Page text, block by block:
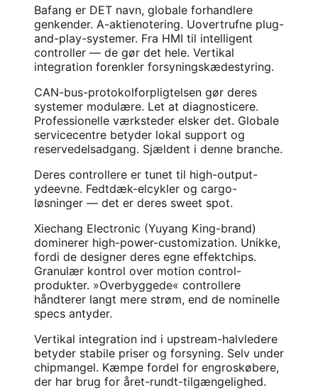
Bafang er DET navn, globale forhandlere
genkender. A-aktienotering. Uovertrufne plug-
and-play-systemer. Fra HMI til intelligent
controller — de gør det hele. Vertikal
integration forenkler forsyningskædestyring.
CAN-bus-protokolforpligtelsen gør deres
systemer modulære. Let at diagnosticere.
Professionelle værksteder elsker det. Globale
servicecentre betyder lokal support og
reservedelsadgang. Sjældent i denne branche.
Deres controllere er tunet til high-output-
ydeevne. Fedtdæk-elcykler og cargo-
løsninger — det er deres sweet spot.
Xiechang Electronic (Yuyang King-brand)
dominerer high-power-customization. Unikke,
fordi de designer deres egne effektchips.
Granulær kontrol over motion control-
produkter. »Overbyggede« controllere
håndterer langt mere strøm, end de nominelle
specs antyder.
Vertikal integration ind i upstream-halvledere
betyder stabile priser og forsyning. Selv under
chipmangel. Kæmpe fordel for engroskøbere,
der har brug for året-rundt-tilgængelighed.